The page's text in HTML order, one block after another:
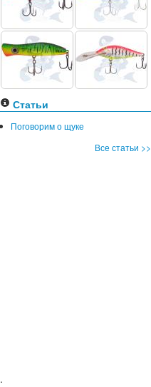
Статьи
Поговорим о щуке
Все статьи >>
.